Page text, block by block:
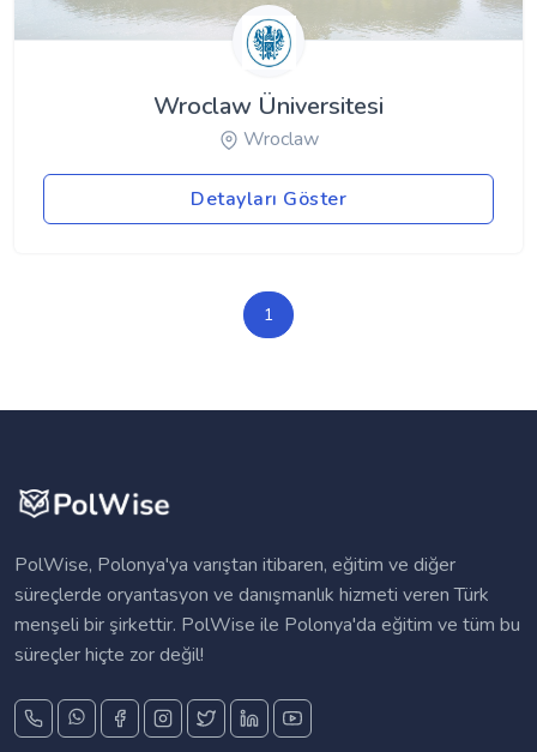
Wroclaw Üniversitesi
Wroclaw
Detayları Göster
1
PolWise, Polonya'ya varıştan itibaren, eğitim ve diğer
süreçlerde oryantasyon ve danışmanlık hizmeti veren Türk
menşeli bir şirkettir. PolWise ile Polonya'da eğitim ve tüm bu
süreçler hiçte zor değil!